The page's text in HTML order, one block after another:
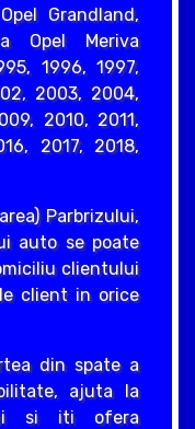
Grandland,
Opel Meriva
1996, 1997,
2003, 2004,
2010, 2011,
2017, 2018,
Parbrizului,
auto se poate
clientului
client in orice
din spate a
ajuta la
si iti ofera